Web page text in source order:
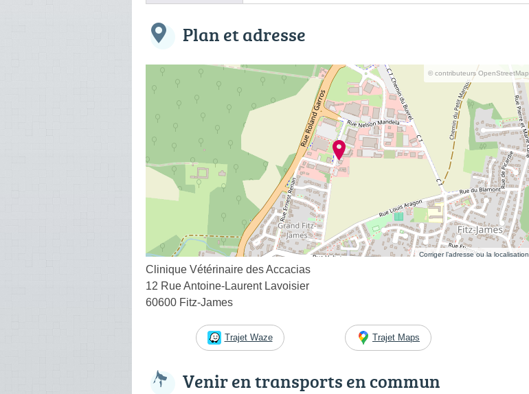
Plan et adresse
© contributeurs OpenStreetMap
Corriger l’adresse ou la localisation
Clinique Vétérinaire des Accacias
12 Rue Antoine-Laurent Lavoisier
60600 Fitz-James
Trajet Waze Trajet Maps
Venir en transports en commun